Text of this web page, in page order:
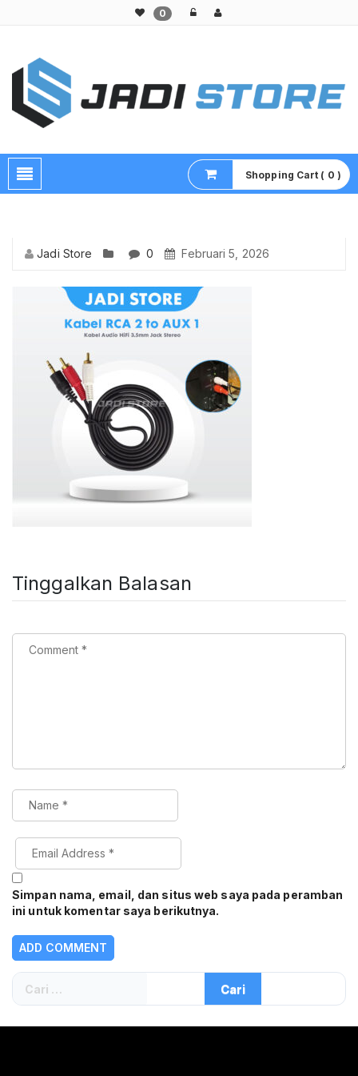
0
Shopping Cart ( 0 )
Jadi Store 0 Februari 5, 2026
Tinggalkan Balasan
Simpan nama, email, dan situs web saya pada peramban
ini untuk komentar saya berikutnya.
Cari
untuk: